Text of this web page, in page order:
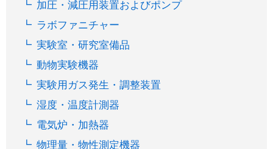
加圧・減圧用装置およびポンプ
ラボファニチャー
実験室・研究室備品
動物実験機器
実験用ガス発生・調整装置
湿度・温度計測器
電気炉・加熱器
物理量・物性測定機器